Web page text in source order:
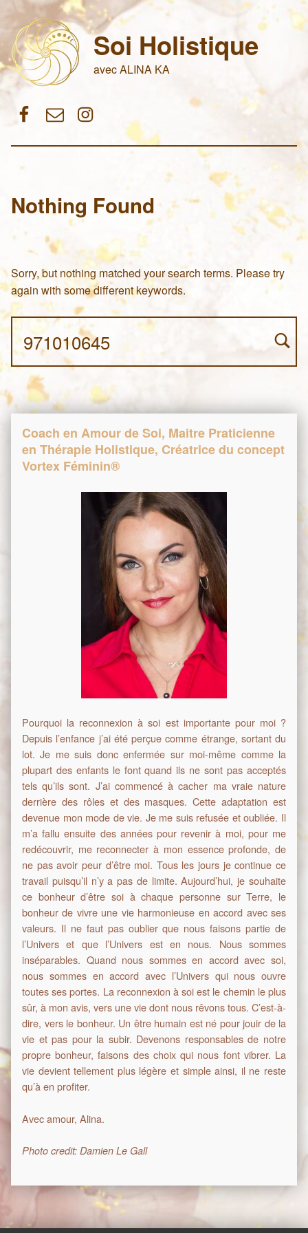
Soi Holistique
avec ALINA KA
Facebook
Nothing Found
Sorry, but nothing matched your search terms. Please try
again with some different keywords.
Search for:
Coach en Amour de Soi, Maitre Praticienne
en Thérapie Holistique, Créatrice du concept
Vortex Féminin®
Pourquoi la reconnexion à soi est importante pour moi ?
Depuis l’enfance j’ai été perçue comme étrange, sortant du
lot. Je me suis donc enfermée sur moi-même comme la
plupart des enfants le font quand ils ne sont pas acceptés
tels qu’ils sont. J’ai commencé à cacher ma vraie nature
derrière des rôles et des masques. Cette adaptation est
devenue mon mode de vie. Je me suis refusée et oubliée. Il
m’a fallu ensuite des années pour revenir à moi, pour me
redécouvrir, me reconnecter à mon essence profonde, de
ne pas avoir peur d’être moi. Tous les jours je continue ce
travail puisqu’il n’y a pas de limite. Aujourd’hui, je souhaite
ce bonheur d’être soi à chaque personne sur Terre, le
bonheur de vivre une vie harmonieuse en accord avec ses
valeurs. Il ne faut pas oublier que nous faisons partie de
l’Univers et que l’Univers est en nous. Nous sommes
inséparables. Quand nous sommes en accord avec soi,
nous sommes en accord avec l’Univers qui nous ouvre
toutes ses portes. La reconnexion à soi est le chemin le plus
sûr, à mon avis, vers une vie dont nous rêvons tous. C’est-à-
dire, vers le bonheur. Un être humain est né pour jouir de la
vie et pas pour la subir. Devenons responsables de notre
propre bonheur, faisons des choix qui nous font vibrer. La
vie devient tellement plus légère et simple ainsi, il ne reste
qu’à en profiter.
Avec amour, Alina.
Photo credit: Damien Le Gall